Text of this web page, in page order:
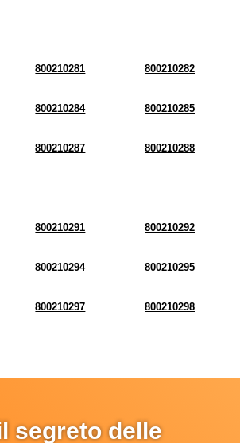
800210281 800210282
800210284 800210285
800210287 800210288
800210291 800210292
800210294 800210295
800210297 800210298
segreto delle